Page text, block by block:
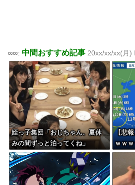
∞∞: 中間おすすめ記事 20xx/xx/xx(月)
姪っ子集団「おじちゃん、夏休
みの間ずっと泊ってくね」
【悲
ｗｗ